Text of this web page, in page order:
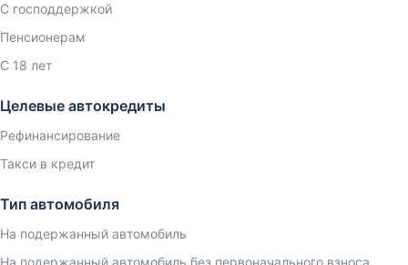
С господдержкой
Пенсионерам
С 18 лет
Целевые автокредиты
Рефинансирование
Такси в кредит
Тип автомобиля
На подержанный автомобиль